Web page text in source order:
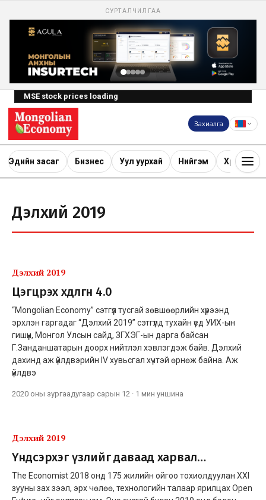
СУРТАЛЧИЛГАА
MSE stock prices loading
Захиалга
Эдийн засаг Бизнес Уул уурхай Нийгэм Хөрөнгө
Дэлхий 2019
Дэлхий 2019
Цэгцрэх хөдөлгөөн 4.0
“Mongolian Economy” сэтгүүл тусгай зөвшөөрлийн хүрээнд
эрхлэн гаргадаг “Дэлхий 2019” сэтгүүлд тухайн үед УИХ-ын
гишүүн, Монгол Улсын сайд, ЗГХЭГ-ын дарга байсан
Г.Занданшатарын доорх нийтлэл хэвлэгдэж байв. Дэлхий
дахинд аж үйлдвэрийн IV хувьсгал хүчтэй өрнөж байна. Аж
үйлдвэ
2020 оны зургаадугаар сарын 12 · 1 мин уншина
Дэлхий 2019
Үндсэрхэг үзлийг даваад харвал…
The Economist 2018 онд 175 жилийн ойгоо тохиолдуулан XXI
зууны зах зээл, эрх чөлөө, технологийн талаар ярилцах Open